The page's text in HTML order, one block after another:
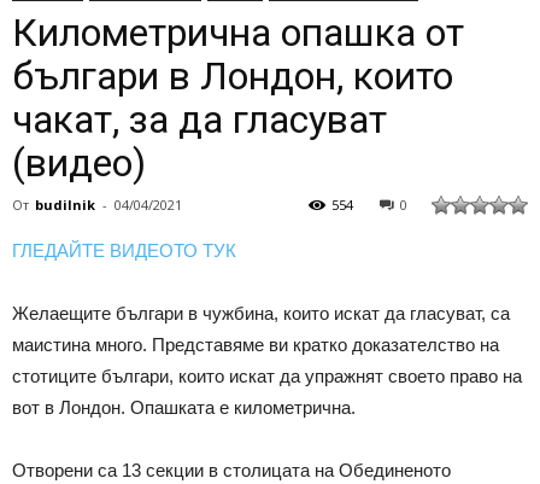
Километрична опашка от
българи в Лондон, които
чакат, за да гласуват
(видео)
От budilnik - 04/04/2021 0
554
ГЛЕДАЙТЕ ВИДЕОТО ТУК
Желаещите българи в чужбина, които искат да гласуват, са
маистина много. Представяме ви кратко доказателство на
стотиците българи, които искат да упражнят своето право на
вот в Лондон. Опашката е километрична.
Отворени са 13 секции в столицата на Обединеното